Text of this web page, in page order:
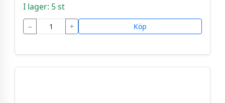
I lager: 5 st
− + Köp